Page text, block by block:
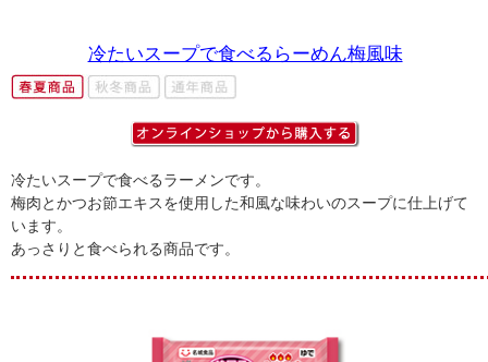
冷たいスープで食べるらーめん梅風味
冷たいスープで食べるラーメンです。
梅肉とかつお節エキスを使用した和風な味わいのスープに仕上げて
います。
あっさりと食べられる商品です。